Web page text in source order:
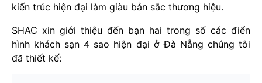
kiến trúc hiện đại làm giàu bản sắc thương hiệu.
SHAC xin giới thiệu đến bạn hai trong số các điển
hình khách sạn 4 sao hiện đại ở Đà Nẵng chúng tôi
đã thiết kế: